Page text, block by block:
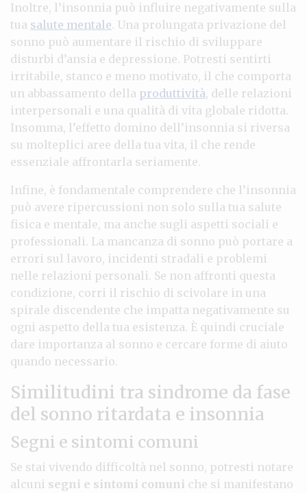
Inoltre, l’insonnia può influire negativamente sulla
tua salute mentale. Una prolungata privazione del
sonno può aumentare il rischio di sviluppare
disturbi d’ansia e depressione. Potresti sentirti
irritabile, stanco e meno motivato, il che comporta
un abbassamento della produttività, delle relazioni
interpersonali e una qualità di vita globale ridotta.
Insomma, l’effetto domino dell’insonnia si riversa
su molteplici aree della tua vita, il che rende
essenziale affrontarla seriamente.
Infine, è fondamentale comprendere che l’insonnia
può avere ripercussioni non solo sulla tua salute
fisica e mentale, ma anche sugli aspetti sociali e
professionali. La mancanza di sonno può portare a
errori sul lavoro, incidenti stradali e problemi
nelle relazioni personali. Se non affronti questa
condizione, corri il rischio di scivolare in una
spirale discendente che impatta negativamente su
ogni aspetto della tua esistenza. È quindi cruciale
dare importanza al sonno e cercare forme di aiuto
quando necessario.
Similitudini tra sindrome da fase
del sonno ritardata e insonnia
Segni e sintomi comuni
Se stai vivendo difficoltà nel sonno, potresti notare
alcuni segni e sintomi comuni che si manifestano